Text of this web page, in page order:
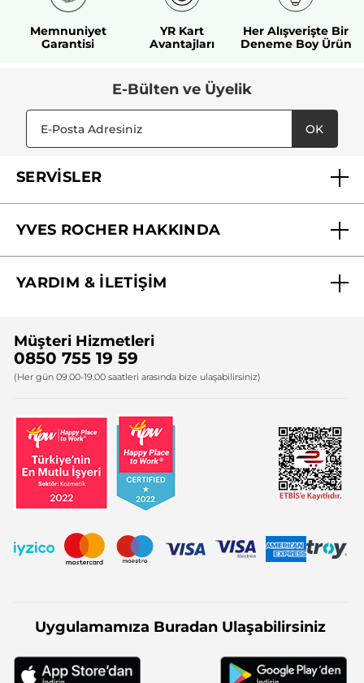
Memnuniyet
Garantisi
YR Kart
Avantajları
Her Alışverişte Bir
Deneme Boy Ürün
E-Bülten ve Üyelik
OK
SERVİSLER
YVES ROCHER HAKKINDA
Yves Rocher Vakfı
YARDIM & İLETİŞİM
Bize Ulaşın
Firma Bilgileri
Müşteri Hizmetleri
0850 755 19 59
(Her gün 09.00-19.00 saatleri arasında bize ulaşabilirsiniz)
Uygulamamıza Buradan Ulaşabilirsiniz